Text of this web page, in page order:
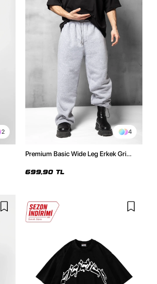
2 4
Premium Basic Wide Leg Erkek Gri
699,90 TL